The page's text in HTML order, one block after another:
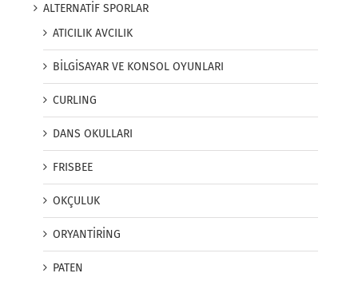
ALTERNATİF SPORLAR
ATICILIK AVCILIK
BİLGİSAYAR VE KONSOL OYUNLARI
CURLING
DANS OKULLARI
FRISBEE
OKÇULUK
ORYANTİRİNG
PATEN